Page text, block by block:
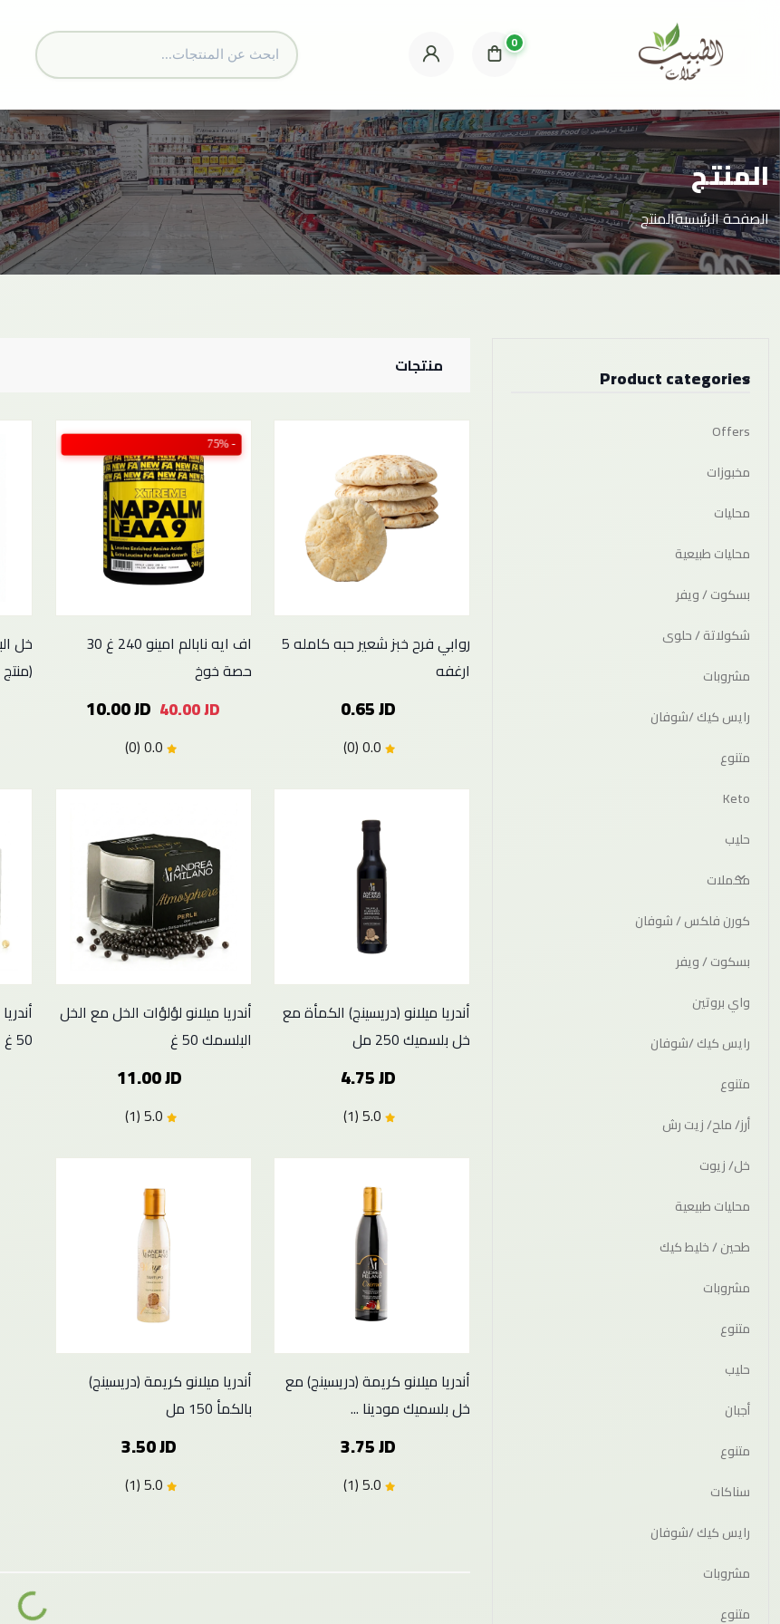
0
المنتج
الصفحة الرئيسيةالمنتج
Product categories
Offers
مخبوزات
محليات
محليات طبيعية
بسكوت / ويفر
شكولاتة / حلوى
مشروبات
رايس كيك /شوفان
متنوع
Keto
حليب
مكملات
كورن فلكس / شوفان
بسكوت / ويفر
واي بروتين
رايس كيك /شوفان
متنوع
أرز/ ملح/ زيت رش
خل/ زيوت
محليات طبيعية
طحين / خليط كيك
مشروبات
متنوع
حليب
أجبان
متنوع
سناكات
رايس كيك /شوفان
مشروبات
متنوع
منتجات
روابي فرح خبز شعير حبه كامله 5
ارغفه
0.65 JD
- 75%
اف ايه نابالم امينو 240 غ 30
حصة خوخ
10.00 JD 40.00 JD
أندريا ميلانو (دريسينج) الكمأة مع
خل بلسميك 250 مل
4.75 JD
أندريا ميلانو لؤلؤات الخل مع الخل
البلسمك 50 غ
11.00 JD
50 غ
أندريا ميلانو كريمة (دريسينج) مع
خل بلسميك مودينا ...
3.75 JD
أندريا ميلانو كريمة (دريسينج)
بالكمأ 150 مل
3.50 JD